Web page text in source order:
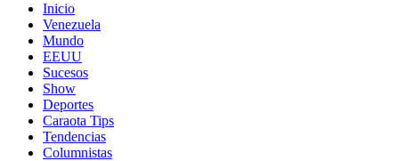
Inicio
Venezuela
Mundo
EEUU
Sucesos
Show
Deportes
Caraota Tips
Tendencias
Columnistas